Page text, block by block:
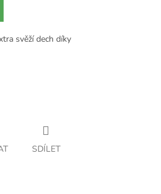
svěží dech díky
SDÍLET